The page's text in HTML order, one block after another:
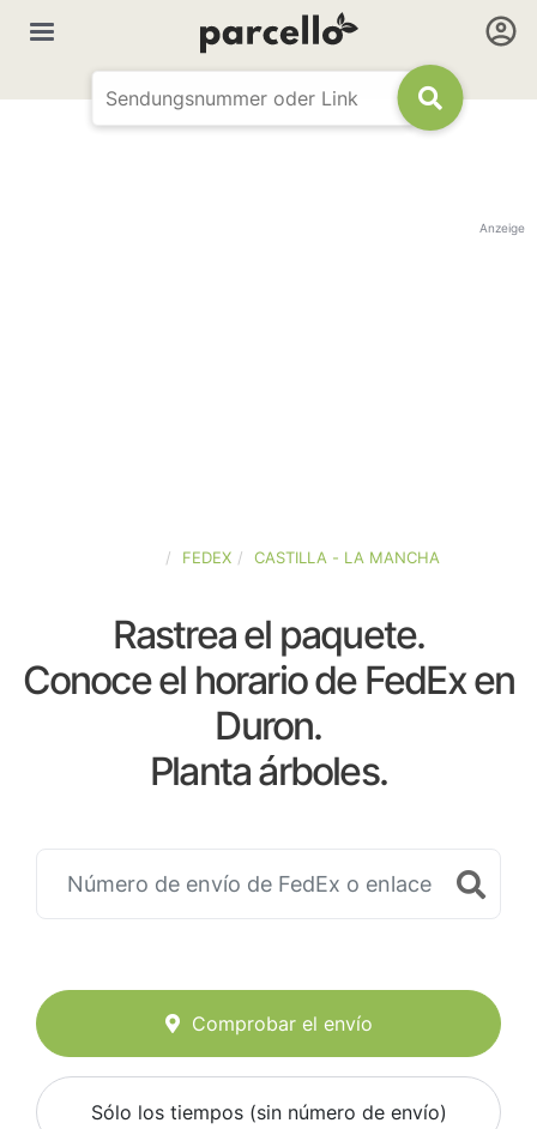
Anzeige
FEDEX CASTILLA - LA MANCHA
Rastrea el paquete.
Conoce el horario de FedEx en
Duron.
Planta árboles.
Comprobar el envío
Sólo los tiempos (sin número de envío)